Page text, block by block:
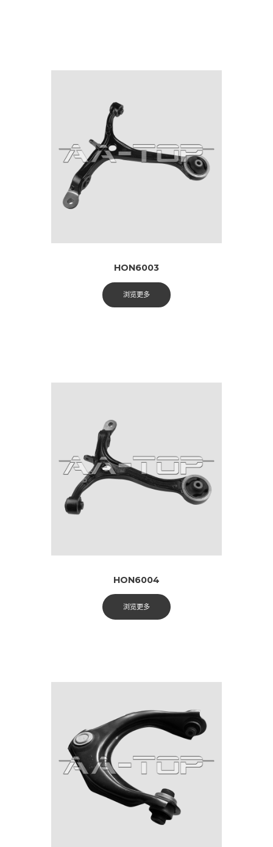
HON6003
浏览更多
HON6004
浏览更多